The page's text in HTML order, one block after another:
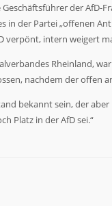
Geschäftsführer der
in der Partei „offenen
verpönt, intern weigert
Rheinland,
nachdem der offen
bekannt sein, der
Platz in der AfD sei.“